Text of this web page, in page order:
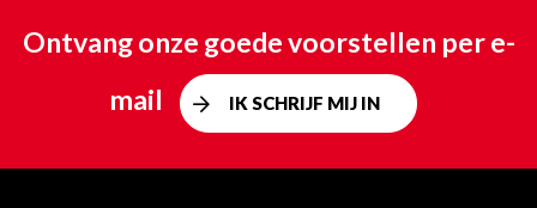
Ontvang onze goede voorstellen per e-
mail
IK SCHRIJF MIJ IN